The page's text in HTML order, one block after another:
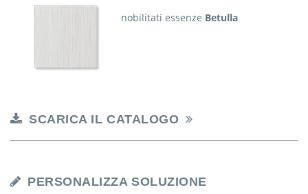
nobilitati essenze Betulla
SCARICA IL CATALOGO
PERSONALIZZA SOLUZIONE